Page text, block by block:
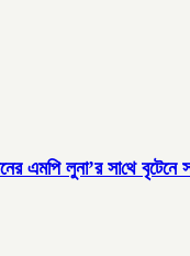
এমপি লুনা’র সা‌থে বৃটেনে